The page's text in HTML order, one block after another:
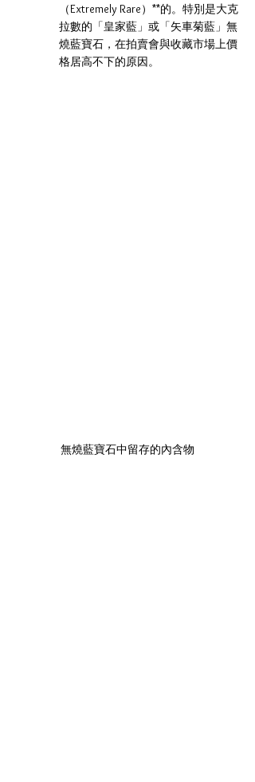
（Extremely Rare）**的。特別是大克
拉數的「皇家藍」或「矢車菊藍」無
燒藍寶石，在拍賣會與收藏市場上價
格居高不下的原因。
無燒藍寶石中留存的內含物